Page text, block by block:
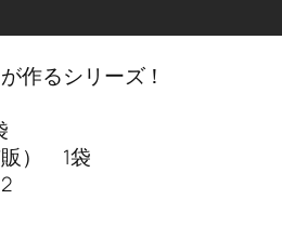
作るシリーズ！
販） 1袋